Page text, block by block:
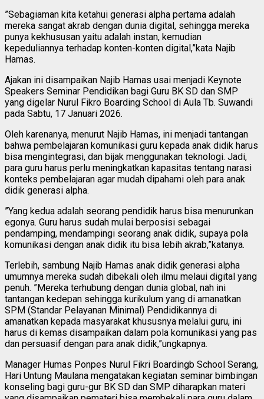
”Sebagiaman kita ketahui generasi alpha pertama adalah
mereka sangat akrab dengan dunia digital, sehingga mereka
punya kekhususan yaitu adalah instan, kemudian
kepeduliannya terhadap konten-konten digital,”kata Najib
Hamas.
Ajakan ini disampaikan Najib Hamas usai menjadi Keynote
Speakers Seminar Pendidikan bagi Guru BK SD dan SMP
yang digelar Nurul Fikro Boarding School di Aula Tb. Suwandi
pada Sabtu, 17 Januari 2026.
Oleh karenanya, menurut Najib Hamas, ini menjadi tantangan
bahwa pembelajaran komunikasi guru kepada anak didik harus
bisa mengintegrasi, dan bijak menggunakan teknologi. Jadi,
para guru harus perlu meningkatkan kapasitas tentang narasi
konteks pembelajaran agar mudah dipahami oleh para anak
didik generasi alpha.
”Yang kedua adalah seorang pendidik harus bisa menurunkan
egonya. Guru harus sudah mulai berposisi sebagai
pendamping, mendampingi seorang anak didik, supaya pola
komunikasi dengan anak didik itu bisa lebih akrab,”katanya.
Terlebih, sambung Najib Hamas anak didik generasi alpha
umumnya mereka sudah dibekali oleh ilmu melaui digital yang
penuh. ”Mereka terhubung dengan dunia global, nah ini
tantangan kedepan sehingga kurikulum yang di amanatkan
SPM (Standar Pelayanan Minimal) Pendidikannya di
amanatkan kepada masyarakat khususnya melalui guru, ini
harus di kemas disampaikan dalam pola komunikasi yang pas
dan persuasif dengan para anak didik,”ungkapnya.
Manager Humas Ponpes Nurul Fikri Boardingb School Serang,
Hari Untung Maulana mengatakan kegiatan seminar bimbingan
konseling bagi guru-gur BK SD dan SMP diharapkan materi